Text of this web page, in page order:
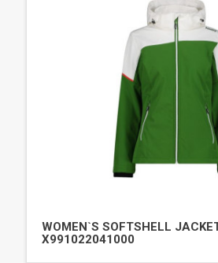
WOMEN`S SOFTSHELL
X991022041000